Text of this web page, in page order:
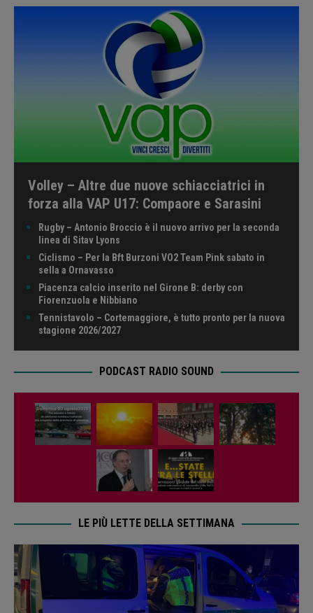
Volley – Altre due nuove schiacciatrici in
forza alla VAP U17: Compaore e Sarasini
Rugby – Antonio Broccio è il nuovo arrivo per la seconda
linea di Sitav Lyons
Ciclismo – Per la Bft Burzoni VO2 Team Pink sabato in
sella a Ornavasso
Piacenza calcio inserito nel Girone B: derby con
Fiorenzuola e Nibbiano
Tennistavolo – Cortemaggiore, è tutto pronto per la nuova
stagione 2026/2027
PODCAST RADIO SOUND
LE PIÙ LETTE DELLA SETTIMANA